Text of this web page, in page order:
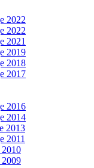
2022
2022
2021
2019
2018
2017
2016
2014
2013
2011
2010
2009